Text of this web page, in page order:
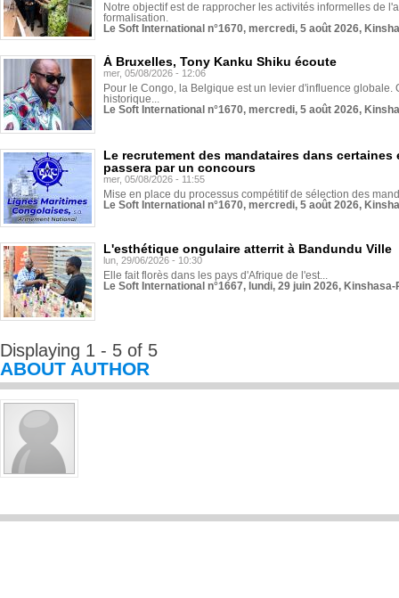
Notre objectif est de rapprocher les activités informelles de
formalisation.
Le Soft International n°1670, mercredi, 5 août 2026,
À Bruxelles, Tony Kanku Shiku écoute
mer, 05/08/2026 - 12:06
Pour le Congo, la Belgique est un levier d'influence globale.
historique...
Le Soft International n°1670, mercredi, 5 août 2026,
Le recrutement des mandataires dans
passera par un concours
mer, 05/08/2026 - 11:55
Mise en place du processus compétitif de sélection des
Le Soft International n°1670, mercredi, 5 août 2026,
L'esthétique ongulaire atterrit à Bandundu Ville
lun, 29/06/2026 - 10:30
Elle fait florès dans les pays d'Afrique de l'est...
Le Soft International n°1667, lundi, 29 juin 2026,
Displaying 1 - 5 of 5
ABOUT AUTHOR